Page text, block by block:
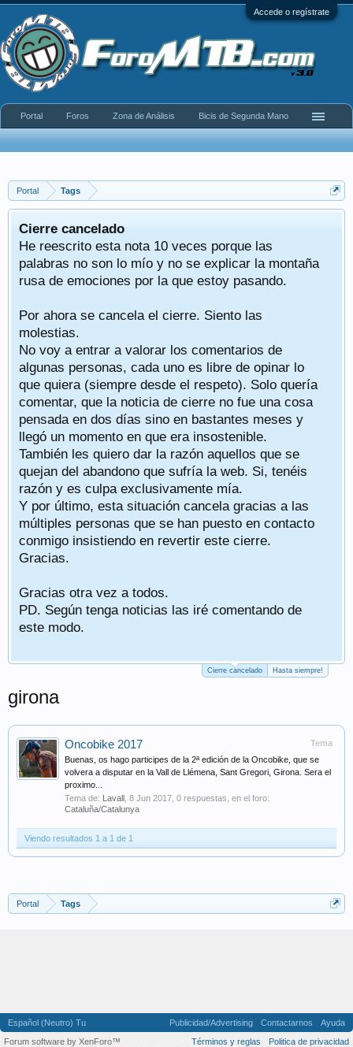
Accede o regístrate
Portal Tags
Cierre cancelado
He reescrito esta nota 10 veces porque las
palabras no son lo mío y no se explicar la montaña
rusa de emociones por la que estoy pasando.
Por ahora se cancela el cierre. Siento las
molestias.
No voy a entrar a valorar los comentarios de
algunas personas, cada uno es libre de opinar lo
que quiera (siempre desde el respeto). Solo quería
comentar, que la noticia de cierre no fue una cosa
pensada en dos días sino en bastantes meses y
llegó un momento en que era insostenible.
También les quiero dar la razón aquellos que se
quejan del abandono que sufría la web. Si, tenéis
razón y es culpa exclusivamente mía.
Y por último, esta situación cancela gracias a las
múltiples personas que se han puesto en contacto
conmigo insistiendo en revertir este cierre.
Gracias.
Gracias otra vez a todos.
PD. Según tenga noticias las iré comentando de
este modo.
Cierre cancelado Hasta siempre!
girona
Tema
Oncobike 2017
Buenas, os hago participes de la 2ª edición de la Oncobike, que se
volvera a disputar en la Vall de Llémena, Sant Gregori, Girona. Sera el
proximo...
Tema de: Lavall 8 Jun 2017 , 0 respuestas, en el foro:
Cataluña/Catalunya
Viendo resultados 1 a 1 de 1
Portal Tags
Portal Foros Zona de Análisis Bicis de Segunda Mano
Español (Neutro) Tu Publicidad/Advertising Contactarnos
Ayuda
Términos y reglas
Politica de privacidad
Forum software by XenForo™